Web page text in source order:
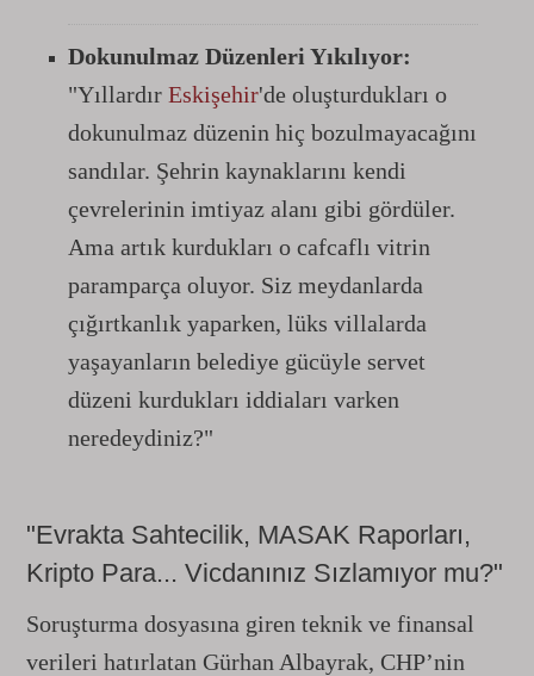
Dokunulmaz Düzenleri Yıkılıyor:
"Yıllardır Eskişehir'de oluşturdukları o
dokunulmaz düzenin hiç bozulmayacağını
sandılar. Şehrin kaynaklarını kendi
çevrelerinin imtiyaz alanı gibi gördüler.
Ama artık kurdukları o cafcaflı vitrin
paramparça oluyor. Siz meydanlarda
çığırtkanlık yaparken, lüks villalarda
yaşayanların belediye gücüyle servet
düzeni kurdukları iddiaları varken
neredeydiniz?"
"Evrakta Sahtecilik, MASAK Raporları,
Kripto Para... Vicdanınız Sızlamıyor mu?"
Soruşturma dosyasına giren teknik ve finansal
verileri hatırlatan Gürhan Albayrak, CHP’nin